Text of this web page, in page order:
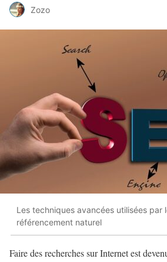
Zozo
Les techniques avancées utilisées par
référencement naturel
Faire des recherches sur Internet est